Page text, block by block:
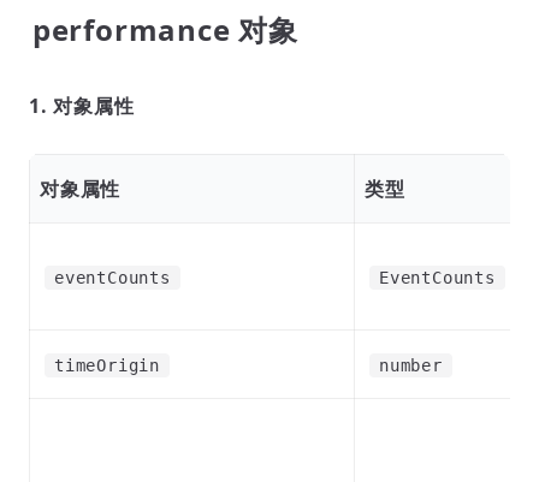
performance 对象
1. 对象属性
对象属性 类型
eventCounts EventCounts
timeOrigin number